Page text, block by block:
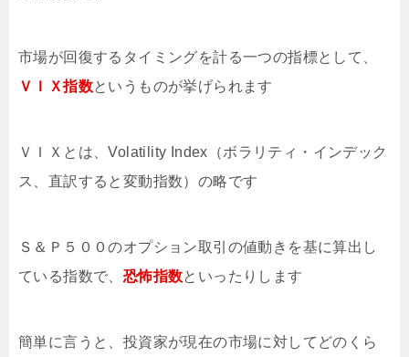
市場が回復するタイミングを計る一つの指標として、
ＶＩＸ指数というものが挙げられます
ＶＩＸとは、Volatility Index（ボラリティ・インデック
ス、直訳すると変動指数）の略です
Ｓ＆Ｐ５００のオプション取引の値動きを基に算出し
ている指数で、 恐怖指数といったりします
簡単に言うと、投資家が現在の市場に対してどのくら